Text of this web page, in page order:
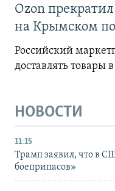
Ozon
на Крымском
Российский
доставлять товары
НОВОСТИ
11:15
Трамп заявил, что в
боеприпасов»